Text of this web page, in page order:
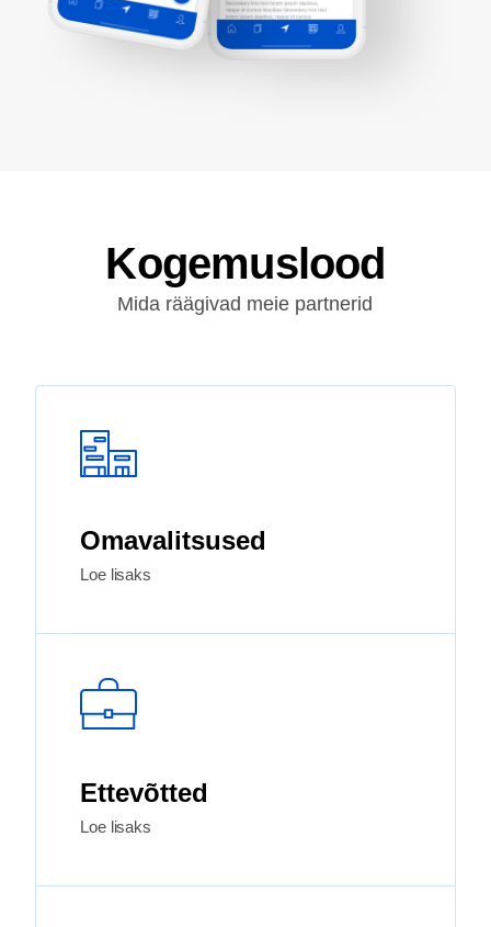
Kogemuslood
Mida räägivad meie partnerid
Omavalitsused
Loe lisaks
Ettevõtted
Loe lisaks